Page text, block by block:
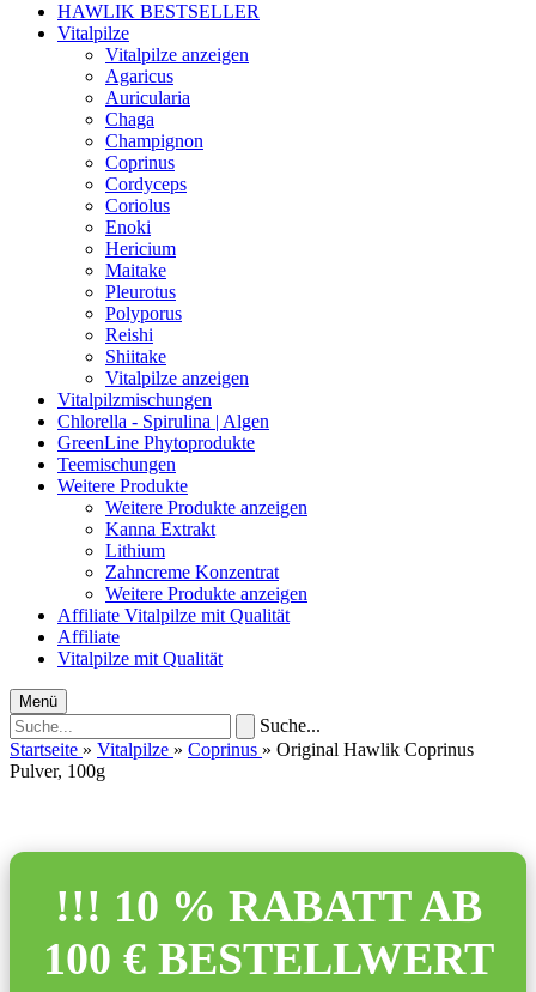
HAWLIK BESTSELLER
Vitalpilze
Vitalpilze anzeigen
Agaricus
Auricularia
Chaga
Champignon
Coprinus
Cordyceps
Coriolus
Enoki
Hericium
Maitake
Pleurotus
Polyporus
Reishi
Shiitake
Vitalpilze anzeigen
Vitalpilzmischungen
Chlorella - Spirulina | Algen
GreenLine Phytoprodukte
Teemischungen
Weitere Produkte
Weitere Produkte anzeigen
Kanna Extrakt
Lithium
Zahncreme Konzentrat
Weitere Produkte anzeigen
Affiliate Vitalpilze mit Qualität
Affiliate
Vitalpilze mit Qualität
Menü
Suche...
Startseite » Vitalpilze » Coprinus » Original Hawlik Coprinus
Pulver, 100g
!!! 10 % RABATT AB
100 € BESTELLWERT